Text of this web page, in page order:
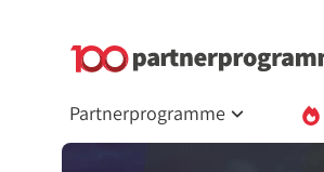
Partnerprogramme